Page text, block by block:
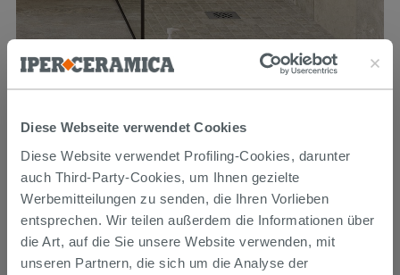
Diese Webseite verwendet Cookies
Diese Website verwendet Profiling-Cookies, darunter
auch Third-Party-Cookies, um Ihnen gezielte
Werbemitteilungen zu senden, die Ihren Vorlieben
entsprechen. Wir teilen außerdem die Informationen über
die Art, auf die Sie unsere Website verwenden, mit
unseren Partnern, die sich um die Analyse der
Mosaik Touchstone Grey 30x30 aus Feinsteinzeug Schiefer-
9,59 € /STK.11,99 €